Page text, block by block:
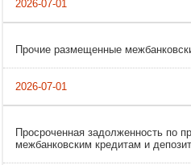
Прочие размещенные
Просроченная задолженность по
межбанковским кредитам и